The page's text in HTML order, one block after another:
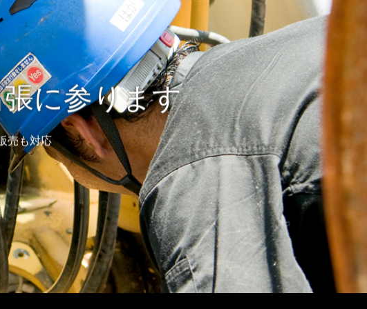
に参ります
売も対応